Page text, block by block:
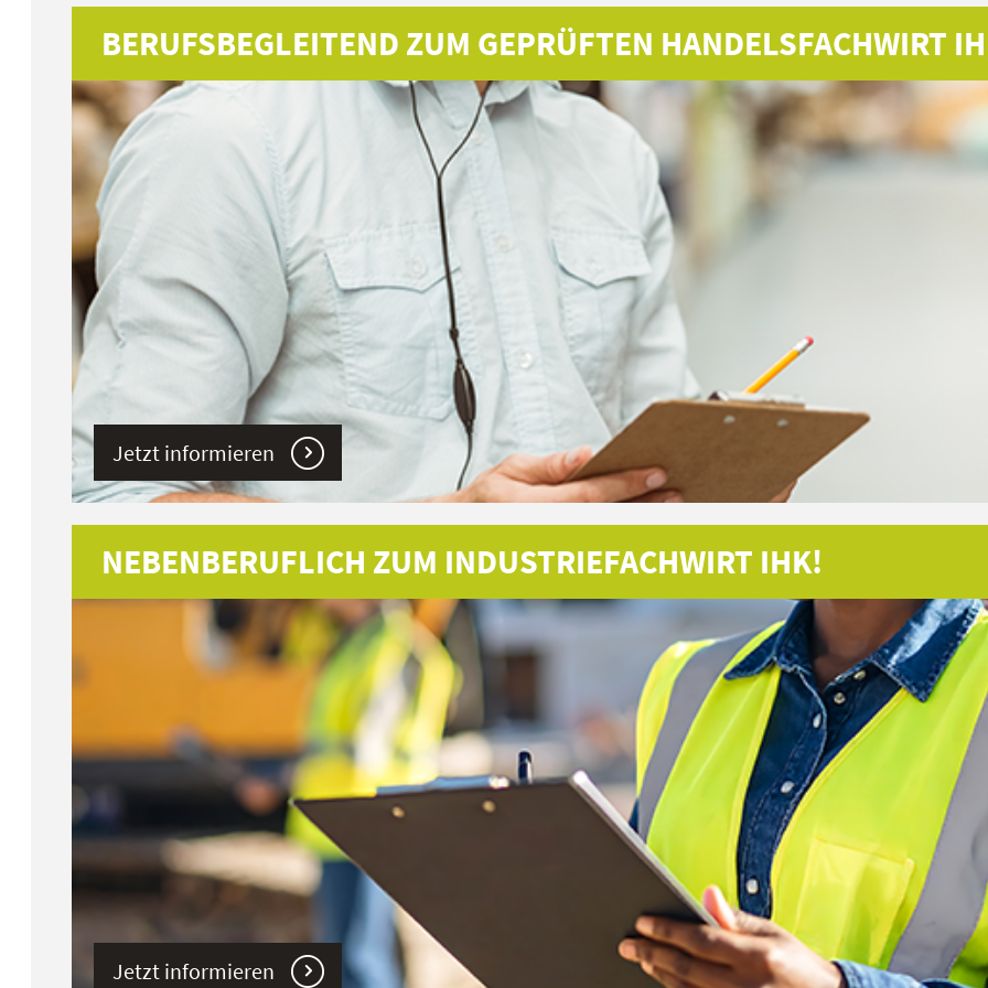
BERUFSBEGLEITEND ZUM GEPRÜFTEN HANDELSFACHWIRT
Jetzt informieren
NEBENBERUFLICH ZUM INDUSTRIEFACHWIRT IHK!
Jetzt informieren